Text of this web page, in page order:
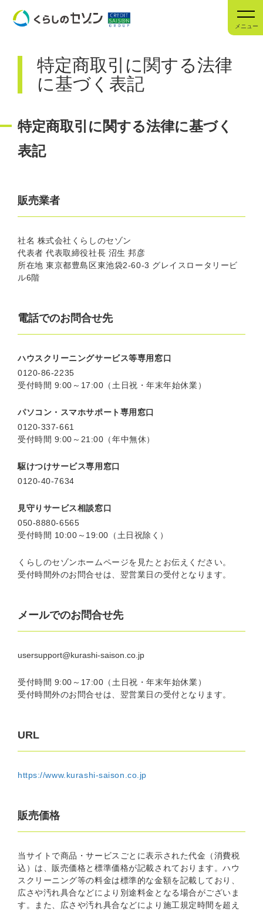
メニュー
特定商取引に関する法律
に基づく表記
特定商取引に関する法律に基づく
表記
販売業者
社名 株式会社くらしのセゾン
代表者 代表取締役社長 沼生 邦彦
所在地 東京都豊島区東池袋2-60-3 グレイスロータリービ
ル6階
電話でのお問合せ先
ハウスクリーニングサービス等専用窓口
0120-86-2235
受付時間 9:00～17:00（土日祝・年末年始休業）
パソコン・スマホサポート専用窓口
0120-337-661
受付時間 9:00～21:00（年中無休）
駆けつけサービス専用窓口
0120-40-7634
見守りサービス相談窓口
050-8880-6565
受付時間 10:00～19:00（土日祝除く）
くらしのセゾンホームページを見たとお伝えください。
受付時間外のお問合せは、翌営業日の受付となります。
メールでのお問合せ先
usersupport@kurashi-saison.co.jp
受付時間 9:00～17:00（土日祝・年末年始休業）
受付時間外のお問合せは、翌営業日の受付となります。
URL
https://www.kurashi-saison.co.jp
販売価格
当サイトで商品・サービスごとに表示された代金（消費税
込）は、販売価格と標準価格が記載されております。ハウ
スクリーニング等の料金は標準的な金額を記載しており、
広さや汚れ具合などにより別途料金となる場合がございま
す。また、広さや汚れ具合などにより施工規定時間を超え